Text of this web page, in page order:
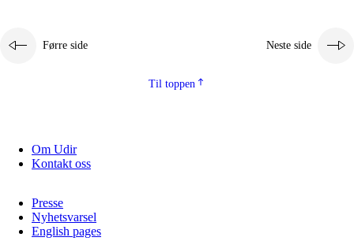
Førre side Neste side
Til toppen
Om Udir
Kontakt oss
Presse
Nyhetsvarsel
English pages